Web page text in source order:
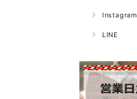
Instagram
LINE